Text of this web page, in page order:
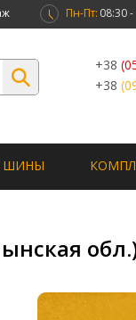
Пн-Пт: 08:30
+38
+38
ШИНЫ